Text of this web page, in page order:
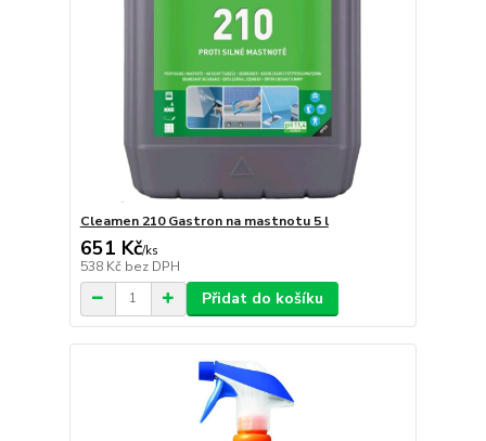
Cleamen 210 Gastron na mastnotu 5 l
651 Kč/ks
538 Kč bez DPH
Přidat do košíku